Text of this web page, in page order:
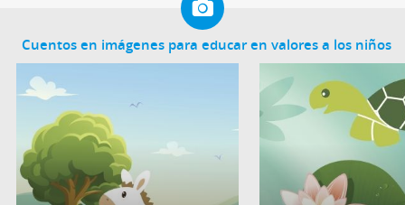
Cuentos en imágenes para educar en valores a los niños